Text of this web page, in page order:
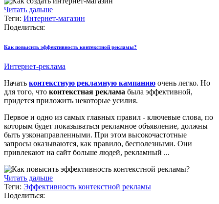
Читать дальше
Теги: Интернет-магазин
Поделиться:
Как повысить эффективность контекстной рекламы?
Интернет-реклама
Начать контекстную рекламную кампанию очень легко. Но
для того, что контекстная реклама была эффективной,
придется приложить некоторые усилия.
Первое и одно из самых главных правил - ключевые слова, по
которым будет показываться рекламное объявление, должны
быть узконаправленными. При этом высокочастотные
запросы оказываются, как правило, бесполезными. Они
привлекают на сайт больше людей, рекламный ...
Читать дальше
Теги: Эффективность контекстной рекламы
Поделиться: